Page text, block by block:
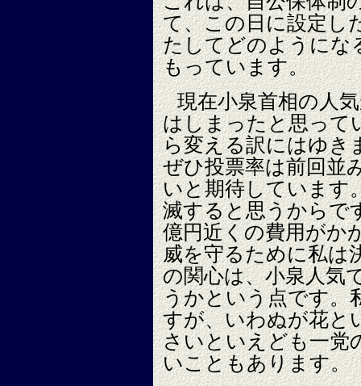
て、この日に設定し
たしてどのようにな
もっています。
現在小泉首相の人
はしまったと思って
ら変える訳にはゆき
ぜひ投票率は前回並
いと期待しています
滅すると思うからで
億円近くの費用がか
威を守るために私は
の関心は、小泉人気
うかという点です。
すが、いわぬが花と
さいといえども一党
いこともあります。